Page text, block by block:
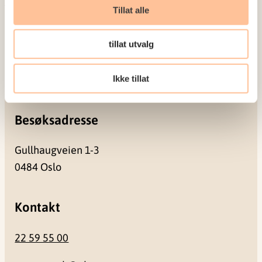
Tillat alle
tillat utvalg
Ikke tillat
Postadresse
Pb. 181 Nydalen
Besøksadresse
Gullhaugveien 1-3
0484 Oslo
Kontakt
22 59 55 00